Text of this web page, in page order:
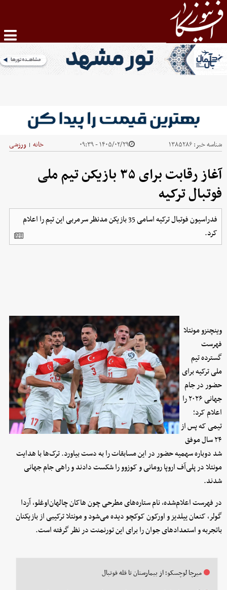
شناسه خبر:۱۳۸۵۲۸۶ ۱۴۰۵/۰۲/۲۹ - ۰۹:۳۹ خانه | ورزشی
آغاز رقابت برای ۳۵ بازیکن تیم ملی
فوتبال ترکیه
فدراسیون فوتبال ترکیه اسامی 35 بازیکن مدنظر سرمربی این تیم را اعلام
کرد.
وینچنزو مونتلا
فهرست
گسترده تیم
ملی ترکیه برای
حضور در جام
جهانی ۲۰۲۶ را
اعلام کرد؛
تیمی که پس از
۲۴ سال موفق
شد دوباره سهمیه حضور در این مسابقات را به دست بیاورد. ترک‌ها با هدایت
مونتلا در پلی‌آف اروپا رومانی و کوزوو را شکست دادند و راهی جام جهانی
شدند.
در فهرست اعلام‌شده، نام ستاره‌های مطرحی چون هاکان چالهان‌اوغلو، آردا
گولر، کنعان ییلدیز و اورکون کوکچو دیده می‌شود و مونتلا ترکیبی از بازیکنان
باتجربه و استعدادهای جوان را برای این تورنمنت در نظر گرفته است.
میرچا لوچسکو؛ از بیمارستان تا قله فوتبال